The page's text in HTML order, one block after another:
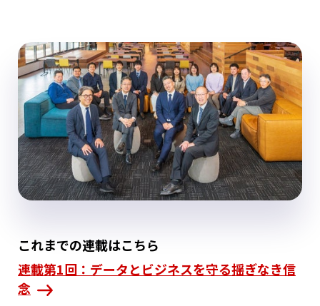
これまでの連載はこちら
連載第1回：データとビジネスを守る揺ぎなき信
念